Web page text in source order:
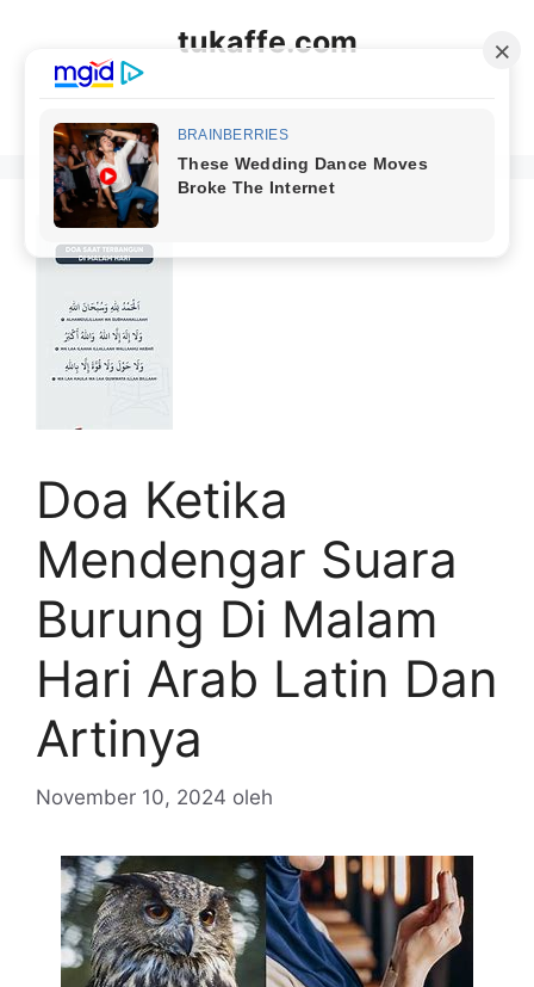
tukaffe.com
Doa Ketika
Mendengar Suara
Burung Di Malam
Hari Arab Latin Dan
Artinya
November 10, 2024 oleh